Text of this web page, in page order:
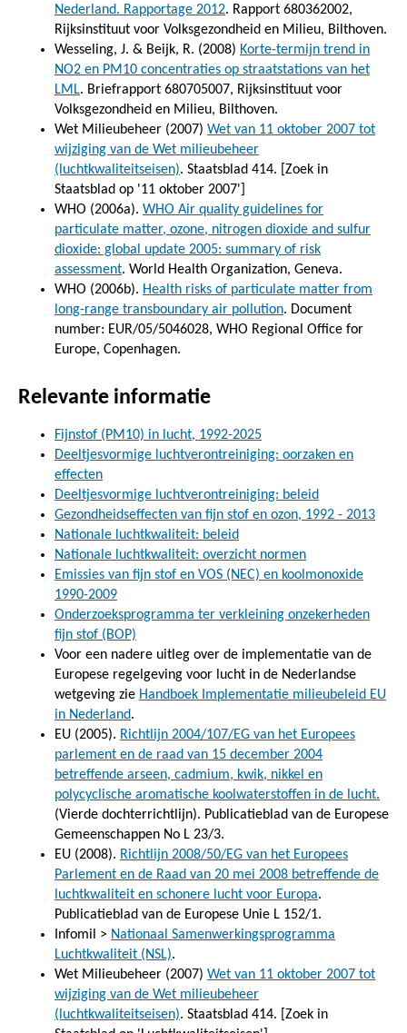
Nederland. Rapportage 2012. Rapport 680362002,
Rijksinstituut voor Volksgezondheid en Milieu, Bilthoven.
Wesseling, J. & Beijk, R. (2008) Korte-termijn trend in
NO2 en PM10 concentraties op straatstations van het
LML. Briefrapport 680705007, Rijksinstituut voor
Volksgezondheid en Milieu, Bilthoven.
Wet Milieubeheer (2007) Wet van 11 oktober 2007 tot
wijziging van de Wet milieubeheer
(luchtkwaliteitseisen). Staatsblad 414. [Zoek in
Staatsblad op '11 oktober 2007']
WHO (2006a). WHO Air quality guidelines for
particulate matter, ozone, nitrogen dioxide and sulfur
dioxide: global update 2005: summary of risk
assessment. World Health Organization, Geneva.
WHO (2006b). Health risks of particulate matter from
long-range transboundary air pollution. Document
number: EUR/05/5046028, WHO Regional Office for
Europe, Copenhagen.
Relevante informatie
Fijnstof (PM10) in lucht, 1992-2025
Deeltjesvormige luchtverontreiniging: oorzaken en
effecten
Deeltjesvormige luchtverontreiniging: beleid
Gezondheidseffecten van fijn stof en ozon, 1992 - 2013
Nationale luchtkwaliteit: beleid
Nationale luchtkwaliteit: overzicht normen
Emissies van fijn stof en VOS (NEC) en koolmonoxide
1990-2009
Onderzoeksprogramma ter verkleining onzekerheden
fijn stof (BOP)
Voor een nadere uitleg over de implementatie van de
Europese regelgeving voor lucht in de Nederlandse
wetgeving zie Handboek Implementatie milieubeleid EU
in Nederland.
EU (2005). Richtlijn 2004/107/EG van het Europees
parlement en de raad van 15 december 2004
betreffende arseen, cadmium, kwik, nikkel en
polycyclische aromatische koolwaterstoffen in de lucht.
(Vierde dochterrichtlijn). Publicatieblad van de Europese
Gemeenschappen No L 23/3.
EU (2008). Richtlijn 2008/50/EG van het Europees
Parlement en de Raad van 20 mei 2008 betreffende de
luchtkwaliteit en schonere lucht voor Europa.
Publicatieblad van de Europese Unie L 152/1.
Infomil > Nationaal Samenwerkingsprogramma
Luchtkwaliteit (NSL).
Wet Milieubeheer (2007) Wet van 11 oktober 2007 tot
wijziging van de Wet milieubeheer
(luchtkwaliteitseisen). Staatsblad 414. [Zoek in